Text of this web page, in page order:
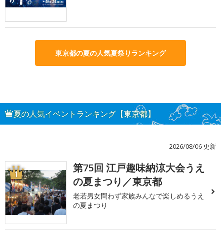
東京都の夏の人気夏祭りランキング
夏の人気イベントランキング【東京都】
2026/08/06 更新
1
第75回 江戸趣味納涼大会うえ
の夏まつり／東京都
老若男女問わず家族みんなで楽しめるうえ
の夏まつり